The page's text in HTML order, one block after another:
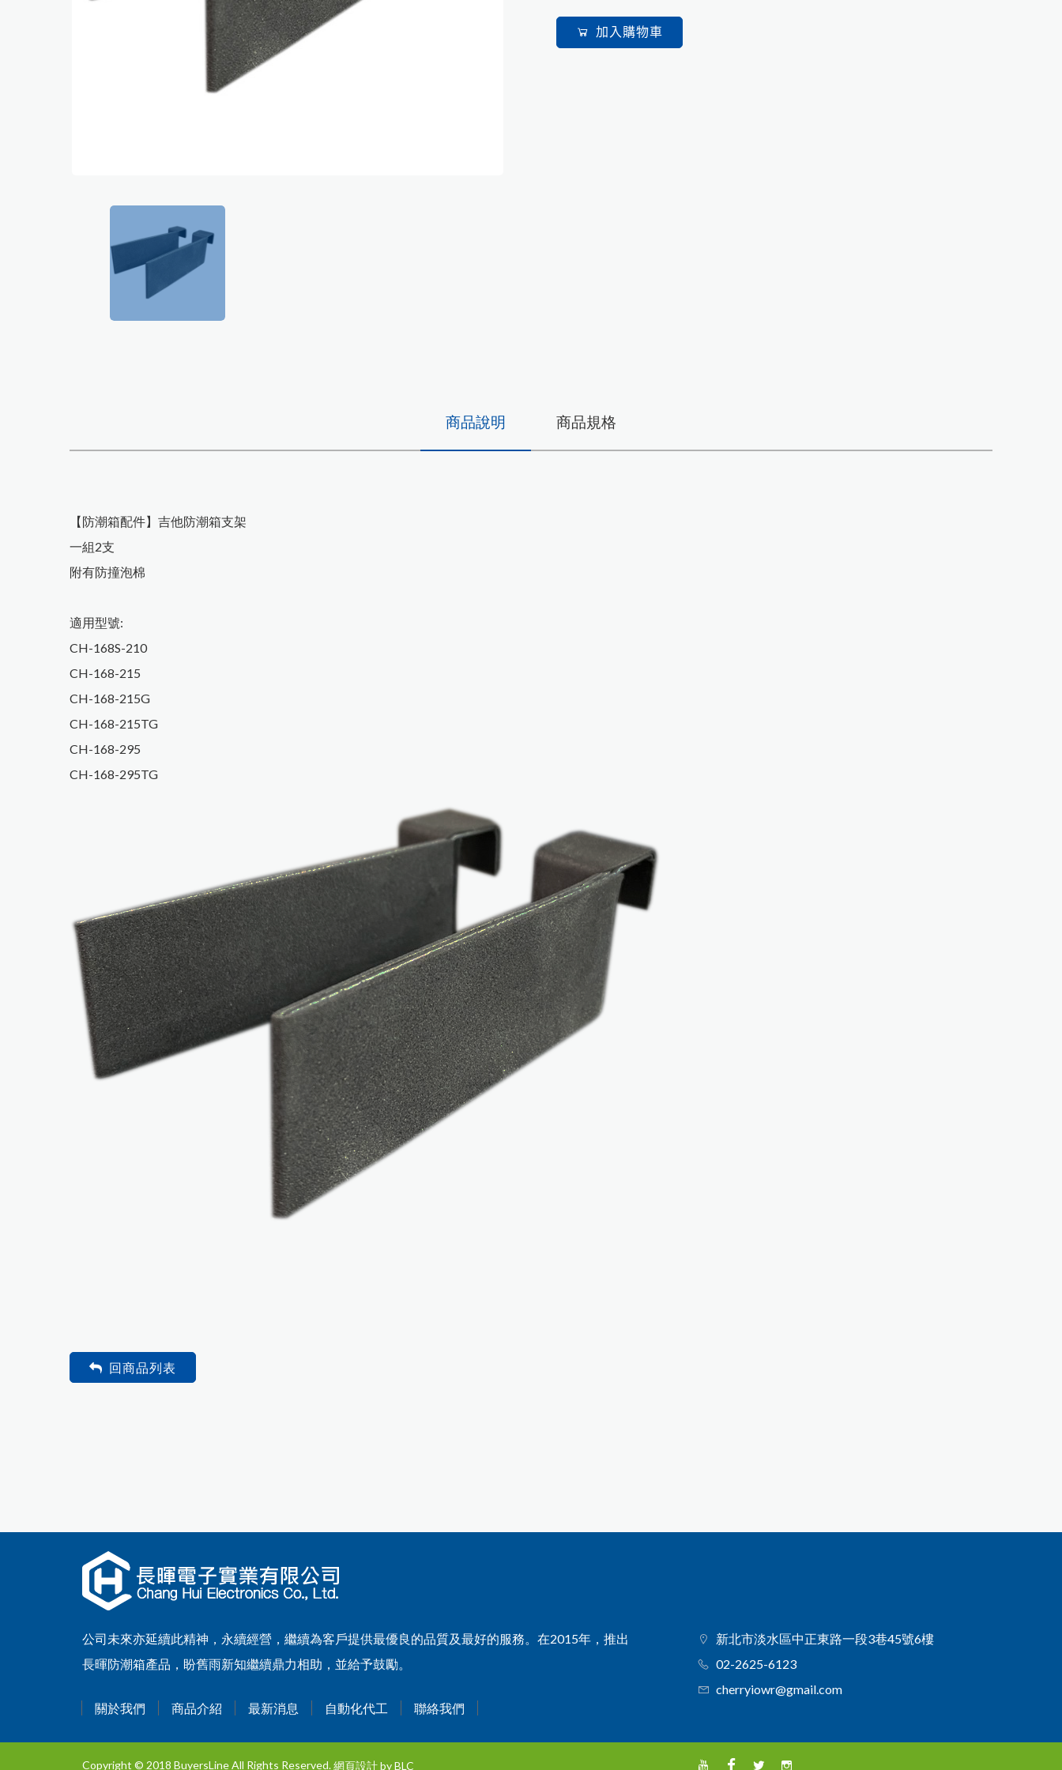
加入購物車
商品說明
【防潮箱配件】吉他防潮箱支架
一組2支
附有防撞泡棉
適用型號:
CH-168S-210
CH-168-215
CH-168-215G
CH-168-215TG
CH-168-295
CH-168-295​TG​​​​​​
商品規格
回商品列表
公司未來亦延續此精神，永續經營，繼續為客戶提供最優良的品質及最好的服務。在2015年，推出
長暉防潮箱產品，盼舊雨新知繼續鼎力相助，並給予鼓勵。
關於我們 商品介紹 最新消息 自動化代工 聯絡我們
新北市淡水區中正東路一段3巷45號6樓
02-2625-6123
cherryiowr@gmail.com
Copyright © 2018 BuyersLine All Rights Reserved.網頁設計by BLC